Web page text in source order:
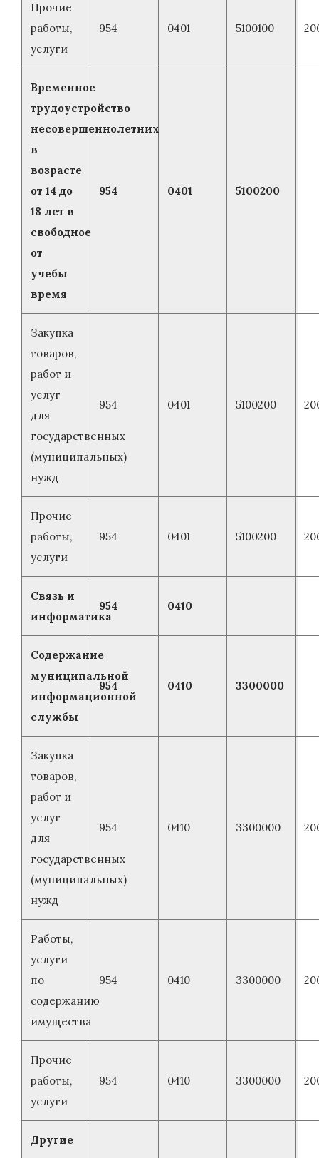
Прочие
работы,
услуги
954 0401 5100100
Временное
трудоустройство
несовершеннолетних
в
возрасте
от 14 до
18 лет в
свободное
от
учебы
время
954 0401 5100200
Закупка
товаров,
работ и
услуг
для
государственных
(муниципальных)
нужд
954 0401 5100200
Прочие
работы,
услуги
954 0401 5100200
Связь и
информатика
954 0410
Содержание
муниципальной
информационной
службы
954 0410 3300000
Закупка
товаров,
работ и
услуг
для
государственных
(муниципальных)
нужд
954 0410 3300000
Работы,
услуги
по
содержанию
имущества
954 0410 3300000
Прочие
работы,
услуги
954 0410 3300000
Другие